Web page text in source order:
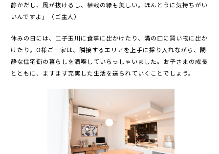
静かだし、風が抜けるし、植栽の緑も美しい。ほんとうに気持ちがい
いんですよ」（ご主人）
休みの日には、二子玉川に食事に出かけたり、溝の口に買い物に出か
けたり。O様ご一家は、隣接するエリアを上手に採り入れながら、閑
静な住宅街の暮らしを満喫していらっしゃいました。お子さまの成長
とともに、ますます充実した生活を送られていくことでしょう。